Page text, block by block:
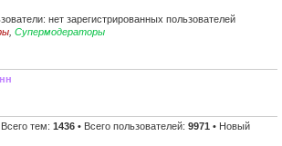
нет зарегистрированных пользователей
Супермодераторы
Всего тем: 1436 • Всего пользователей: 9971 • Новый